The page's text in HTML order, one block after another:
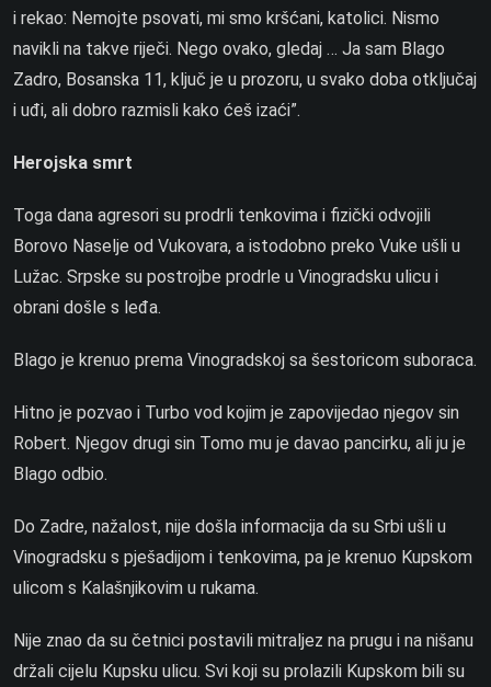
i rekao: Nemojte psovati, mi smo kršćani, katolici. Nismo
navikli na takve riječi. Nego ovako, gledaj … Ja sam Blago
Zadro, Bosanska 11, ključ je u prozoru, u svako doba otključaj
i uđi, ali dobro razmisli kako ćeš izaći”.
Herojska smrt
Toga dana agresori su prodrli tenkovima i fizički odvojili
Borovo Naselje od Vukovara, a istodobno preko Vuke ušli u
Lužac. Srpske su postrojbe prodrle u Vinogradsku ulicu i
obrani došle s leđa.
Blago je krenuo prema Vinogradskoj sa šestoricom suboraca.
Hitno je pozvao i Turbo vod kojim je zapovijedao njegov sin
Robert. Njegov drugi sin Tomo mu je davao pancirku, ali ju je
Blago odbio.
Do Zadre, nažalost, nije došla informacija da su Srbi ušli u
Vinogradsku s pješadijom i tenkovima, pa je krenuo Kupskom
ulicom s Kalašnjikovim u rukama.
Nije znao da su četnici postavili mitraljez na prugu i na nišanu
držali cijelu Kupsku ulicu. Svi koji su prolazili Kupskom bili su